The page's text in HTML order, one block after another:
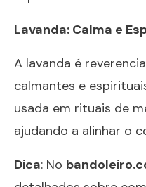
Lavanda: Calma e
A lavanda é
calmantes e
usada em rituais de
ajudando a alinhar o
Dica: No